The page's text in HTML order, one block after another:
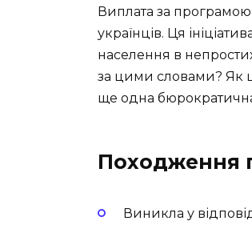
Виплата за
українців. Ця
населення в
за цими словами? Як
ще одна
Походження
Виникла у